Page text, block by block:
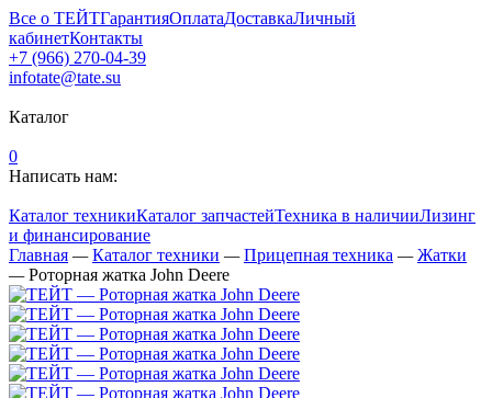
Все о ТЕЙТГарантияОплатаДоставкаЛичный
кабинетКонтакты
+7 (966) 270-04-39
infotate@tate.su
Каталог
0
Написать нам:
Каталог техникиКаталог запчастейТехника в наличииЛизинг
и финансирование
Главная — Каталог техники — Прицепная техника — Жатки
— Роторная жатка John Deere